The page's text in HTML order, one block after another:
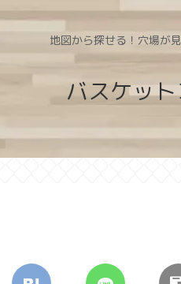
地図から探せる！穴場が
バスケッ